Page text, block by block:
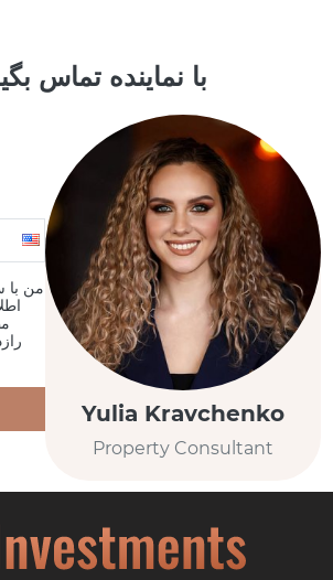
با نماینده تماس
Yulia Kravchenko
Property Consultant
من با